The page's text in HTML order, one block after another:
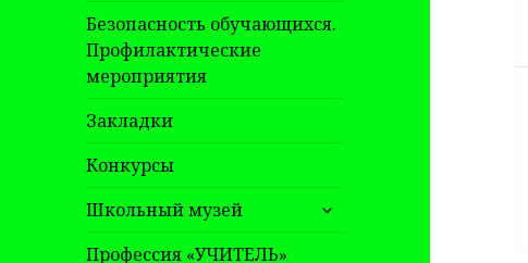
Безопасность обучающихся.
Профилактические
мероприятия
Закладки
Конкурсы
Школьный музей
раскрыть
дочернее
Профессия «УЧИТЕЛЬ»